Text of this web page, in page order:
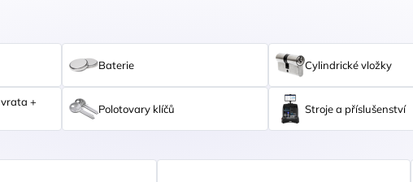
Baterie Cylindrické vložky
+
Polotovary klíčů Stroje a příslušenství